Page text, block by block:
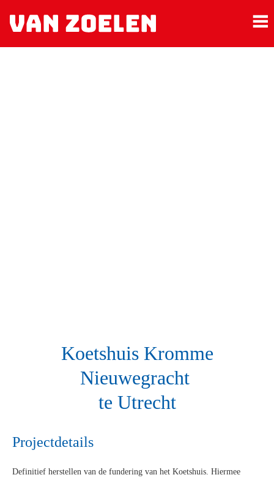
Koetshuis Kromme
Nieuwegracht
te Utrecht
Projectdetails
Definitief herstellen van de fundering van het Koetshuis. Hiermee